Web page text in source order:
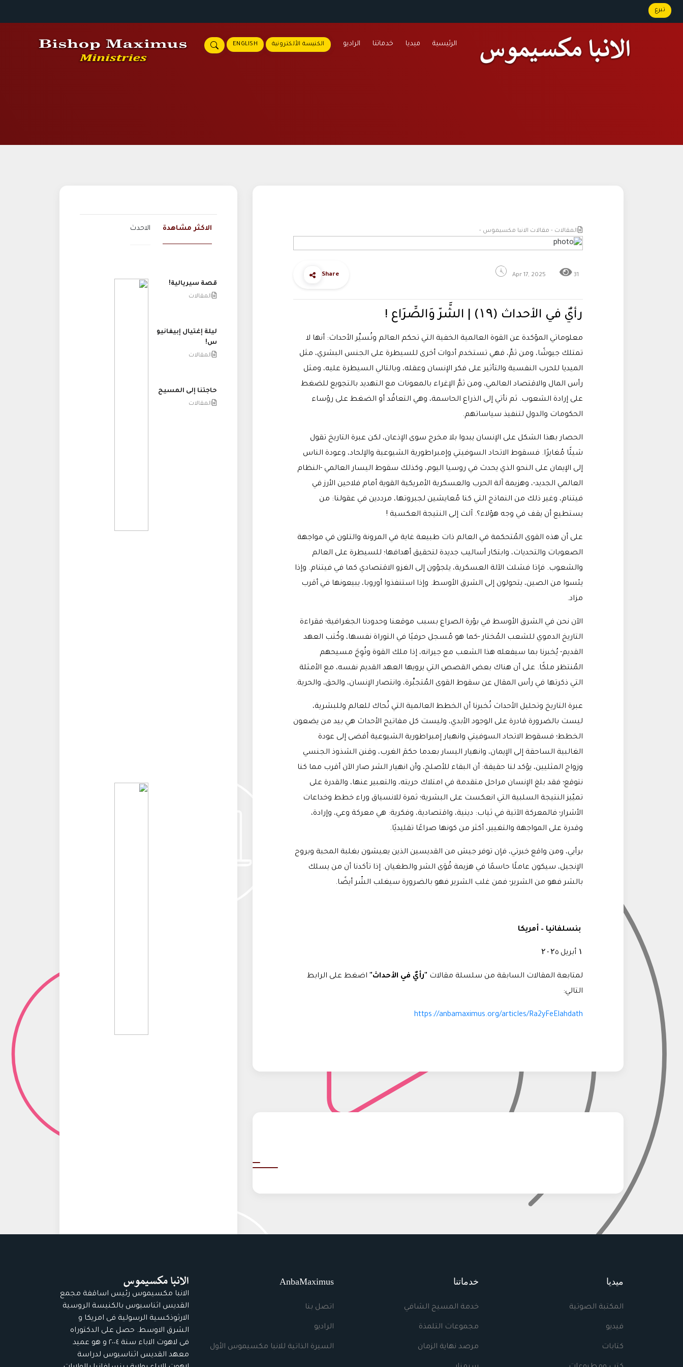
تبرع
ENGLISH الكنيسة الألكترونية الراديو خدماتنا ميديا الرئيسية
المقالات - مقالات الانبا مكسيموس -
Apr 17, 2025 31
Share
رأيٌ في الأحداث (۱۹) | الشَّرّ وَالصِّرَاع !
معلوماتي المؤكدة عن القوة العالمية الخفية التي تحكم العالم وتُسيِّر الأحداث: أنها لا
تمتلك جيوشًا، ومن ثمَّ، فهي تستخدم أدوات أخرى للسيطرة على الجنس البشري، مثل
الميديا للحرب النفسية والتأثير على فكر الإنسان وعقله، وبالتالي السيطرة عليه، ومثل
رأس المال والاقتصاد العالمي، ومن ثمَّ الإغراء بالمعونات مع التهديد بالتجويع للضغط
على إرادة الشعوب. ثم نأتي إلى الذراع الحاسمة، وهي التعاقُد أو الضغط على رؤساء
الحكومات والدول لتنفيذ سياساتهم.
الحصار بهذا الشكل على الإنسان يبدوا بلا مخرج سوى الإذعان، لكن عبرة التاريخ تقول
شيئًا مُغايرًا. فسقوط الاتحاد السوفيتي وإمبراطورية الشيوعية والإلحاد، وعودة الناس
إلى الإيمان على النحو الذي يحدث في روسيا اليوم، وكذلك سقوط اليسار العالمي -النظام
العالمي الجديد-، وهزيمة آلة الحرب والعسكرية الأمريكية القوية أمام فلاحين الأرز في
فيتنام، وغير ذلك من النماذج التي كنا مُعايشين لجبروتها، مرددين في عقولنا: من
يستطيع أن يقف في وجه هؤلاء؟. آلت إلى النتيجة العكسية !
على أن هذه القوى المُتحكمة في العالم ذات طبيعة غاية في المرونة والتلون في مواجهة
الصعوبات والتحديات، وابتكار أساليب جديدة لتحقيق أهدافها؛ للسيطرة على العالم
والشعوب. فإذا فشلت الآلة العسكرية، يلجؤون إلى الغزو الاقتصادي كما في فيتنام. وإذا
يئسوا من الصين، يتحولون إلى الشرق الأوسط. وإذا استنفذوا أوروبا، يبيعونها في أقرب
مزاد.
الآن نحن في الشرق الأوسط في بؤرة الصراع بسبب موقعنا وحدودنا الجغرافية؛ فقراءة
التاريخ الدموي للشعب المُختار -كما هو مُسجل حرفيًا في التوراة نفسها، وكُتب العهد
القديم- يُخبرنا بما سيفعله هذا الشعب مع جيرانه، إذا ملك القوة وتُوِجَ مسيحهم
المُنتظر ملكًا. على أن هناك بعض القصص التي يرويها العهد القديم نفسه، مع الأمثلة
التي ذكرتها في رأس المقال عن سقوط القوى المُتجبِّرة، وانتصار الإنسان، والحق، والحرية.
عبرة التاريخ وتحليل الأحداث تُخبرنا أن الخطط العالمية التي تُحاك للعالم وللبشرية،
ليست بالضرورة قادرة على الوجود الأبدي، وليست كل مفاتيح الأحداث هي بيد من يضعون
الخطط؛ فسقوط الاتحاد السوفيتي وانهيار إمبراطورية الشيوعية أفضى إلى عودة
الغالبية الساحقة إلى الإيمان، وانهيار اليسار بعدما حكمَ الغرب، وقنن الشذوذ الجنسي
وزواج المثليين، يؤكد لنا حقيقة: أن البقاء للأصلح، وأن انهيار الشر صار الآن أقرب مما كنا
نتوقع؛ فقد بلغ الإنسان مراحل متقدمة في امتلاك حريته، والتعبير عنها، والقدرة على
تميّيز النتيجة السلبية التي انعكست على البشرية؛ ثمرة للانسياق وراء خطط وخداعات
الأشرار؛ فالمعركة الآتية في ثياب: دينية، واقتصادية، وفكرية: هي معركة وعي، وإرادة،
وقدرة على المواجهة والتغيير، أكثر من كونها صراعًا تقليديًا.
برأيي، ومن واقع خبرتي، فإن توفر جيش من القديسين الذين يعيشون بغلبة المحبة وبروح
الإنجيل، سيكون عاملًا حاسمًا في هزيمة قُوَى الشر والطغيان. إذا تأكدنا أن من يسلك
بالشر فهو من الشرير؛ فمن غلب الشرير فهو بالضرورة سيغلب الشّر أيضًا.
بنسلفانيا – أمريكا
۱ أبريل ۲۰۲٥
لمتابعة المقالات السابقة من سلسلة مقالات "رأيٌ في الأحداث" اضغط على الرابط
التالي:
https://anbamaximus.org/articles/Ra2yFeElahdath
الاكثر مشاهدة الاحدث
قصة سيريالية!
المقالات
ليلة إغتيال إبيفانيو
س!
المقالات
حاجتنا إلى المسيح
المقالات
ميديا
المكتبة الصوتية
فيديو
كتابات
خدماتنا
خدمة المسيح الشافي
مجموعات التلمذة
مرصد نهاية الزمان
AnbaMaximus
اتصل بنا
الراديو
السيرة الذاتية للانبا مكسيموس الأول
الانبا مكسيموس رئيس اساقفة مجمع
القديس اثناسيوس بالكنيسة الروسية
الارثوذكسية الرسولية فى امريكا و
الشرق الاوسط. حصل على الدكتوراه
فى لاهوت الاباء سنة ٢٠٠٤ و هو عميد
معهد القديس اثناسيوس لدراسة